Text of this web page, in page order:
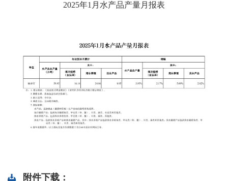
2025年1月水产品产量月报表
附件下载：